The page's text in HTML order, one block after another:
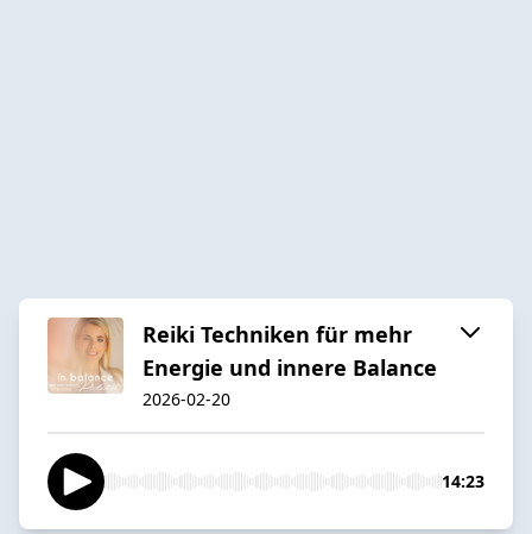
Reiki Techniken für mehr
Energie und innere Balance
2026-02-20
14:23